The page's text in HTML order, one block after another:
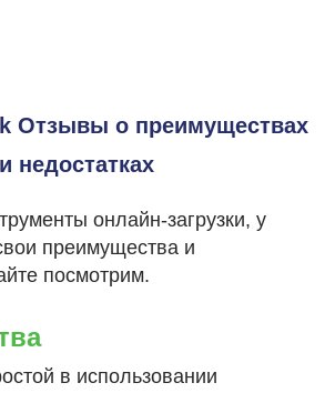
Отзывы о преимуществах
и недостатках
онлайн-загрузки, у
преимущества и
посмотрим.
в использовании